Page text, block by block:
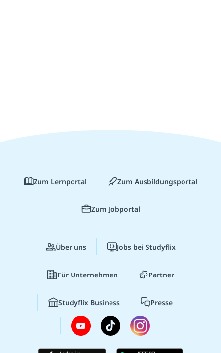
Zum Lernportal Zum Ausbildungsportal
Zum Jobportal
Über uns Jobs bei Studyflix
Für Unternehmen Partner
Studyflix Business Presse